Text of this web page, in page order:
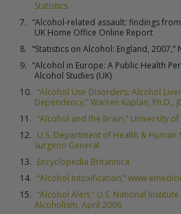
Statistics
“Alcohol-related assault: findings
UK Home Office Online Report
“Statistics on Alcohol: England, 2007,”
“Alcohol in Europe: A Public Health
Alcohol Studies (UK)
“Alcohol Use Disorders: Alcohol
Dependency,” Warren Kaplan, Ph.D.,
“Alcohol and the Brain,” University
U.S. Department of Health & Human
Surgeon General
Encyclopedia Britannica
“Alcohol Intoxification,”
“Alcohol Alert,” U.S. National
Alcoholism, April 2006